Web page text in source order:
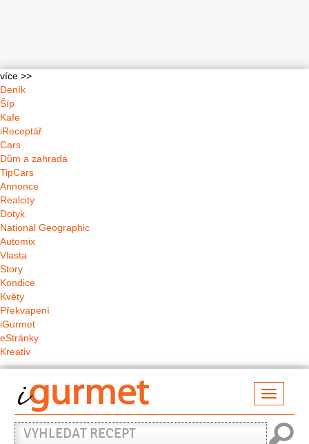
více >>
Deník
Šíp
Kafe
iReceptář
Cars
Dům a zahrada
TipCars
Annonce
Realcity
Dotyk
National Geographic
Automix
Vlasta
Story
Kondice
Květy
Překvapení
iGurmet
eStránky
Kreativ
Vyhledat
recept